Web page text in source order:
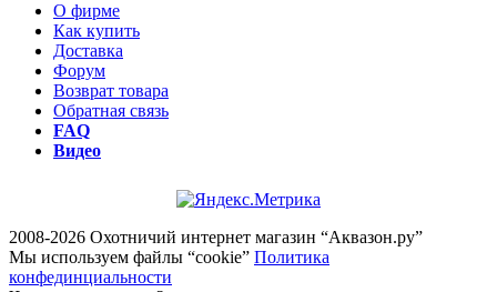
О фирме
Как купить
Доставка
Форум
Возврат товара
Обратная связь
FAQ
Видео
2008-2026 Охотничий интернет магазин “Аквазон.ру”
Мы используем файлы “cookie” Политика
конфединциальности